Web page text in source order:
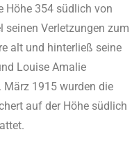
Höhe 354 südlich von
seinen Verletzungen zum
alt und hinterließ seine
Louise Amalie
März 1915 wurden die
auf der Höhe südlich